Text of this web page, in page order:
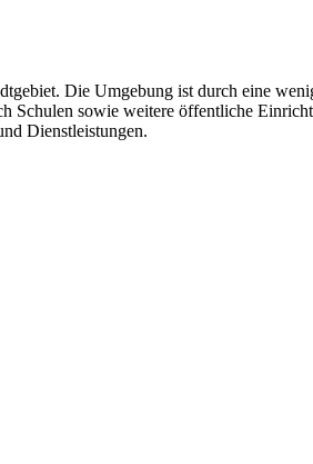
Die Umgebung ist durch eine
Schulen sowie weitere öffentliche
Dienstleistungen.